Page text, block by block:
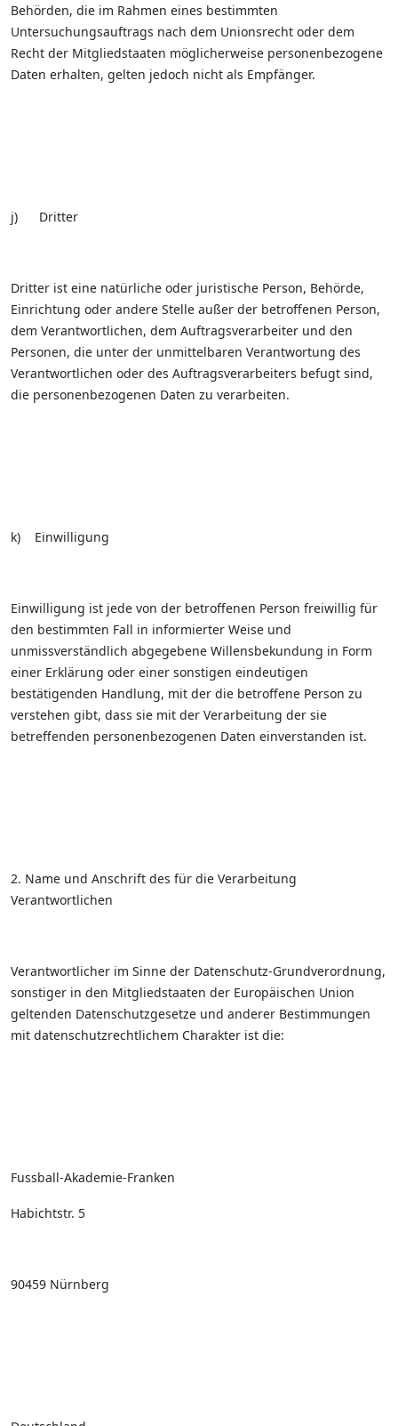
Behörden, die im Rahmen eines bestimmten
Untersuchungsauftrags nach dem Unionsrecht oder dem
Recht der Mitgliedstaaten möglicherweise personenbezogene
Daten erhalten, gelten jedoch nicht als Empfänger.
j) Dritter
Dritter ist eine natürliche oder juristische Person, Behörde,
Einrichtung oder andere Stelle außer der betroffenen Person,
dem Verantwortlichen, dem Auftragsverarbeiter und den
Personen, die unter der unmittelbaren Verantwortung des
Verantwortlichen oder des Auftragsverarbeiters befugt sind,
die personenbezogenen Daten zu verarbeiten.
k) Einwilligung
Einwilligung ist jede von der betroffenen Person freiwillig für
den bestimmten Fall in informierter Weise und
unmissverständlich abgegebene Willensbekundung in Form
einer Erklärung oder einer sonstigen eindeutigen
bestätigenden Handlung, mit der die betroffene Person zu
verstehen gibt, dass sie mit der Verarbeitung der sie
betreffenden personenbezogenen Daten einverstanden ist.
2. Name und Anschrift des für die Verarbeitung
Verantwortlichen
Verantwortlicher im Sinne der Datenschutz-Grundverordnung,
sonstiger in den Mitgliedstaaten der Europäischen Union
geltenden Datenschutzgesetze und anderer Bestimmungen
mit datenschutzrechtlichem Charakter ist die:
Fussball-Akademie-Franken
Habichtstr. 5
90459 Nürnberg